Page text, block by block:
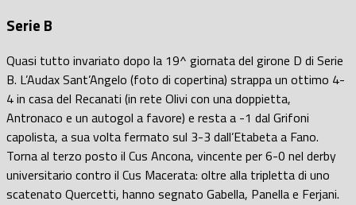
Serie B
Quasi tutto invariato dopo la 19^ giornata del girone D di Serie
B. L’Audax Sant’Angelo (foto di copertina) strappa un ottimo 4-
4 in casa del Recanati (in rete Olivi con una doppietta,
Antronaco e un autogol a favore) e restaa -1 dal Grifoni
capolista, a sua volta fermato sul 3-3 dall’Etabeta a Fano.
Torna al terzo posto il Cus Ancona, vincente per 6-0 nel derby
universitario contro il Cus Macerata: oltre alla tripletta di uno
scatenato Quercetti, hanno segnato Gabella, Panellae Ferjani.